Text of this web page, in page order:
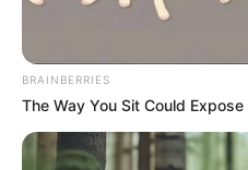
Crédito: Foro: J.
Adriana Pardo
BRAINBERRIES
The Way You Sit Could